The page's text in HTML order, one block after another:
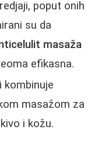
poput onih
su da
masaža
efikasna.
kombinuje
masažom za
i kožu.